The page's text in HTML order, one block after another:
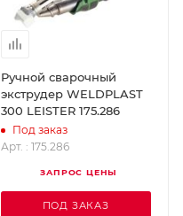
Ручной сварочный
экструдер WELDPLAST
300 LEISTER 175.286
Под заказ
Арт. : 175.286
ЗАПРОС ЦЕНЫ
ПОД ЗАКАЗ